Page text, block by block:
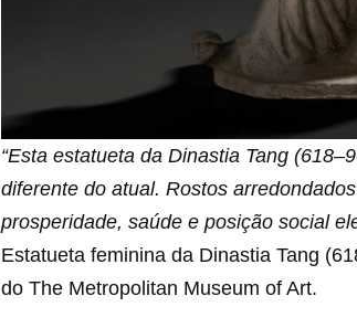
“Esta estatueta da Dinastia Tang
diferente do atual. Rostos
prosperidade, saúde e posição social
Estatueta feminina da Dinastia Tang
do The Metropolitan Museum of Art.